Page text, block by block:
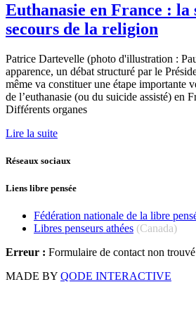
Euthanasie en France :
secours de la religion
Patrice Dartevelle (photo d'illustration :
apparence, un débat structuré par le
même va constituer une étape importante
de l’euthanasie (ou du suicide assisté) en
Différents organes
Lire la suite
Réseaux sociaux
Liens libre pensée
Fédération nationale de la libre
Libres penseurs athées (Canada)
Erreur : Formulaire de contact non
MADE BY QODE INTERACTIVE